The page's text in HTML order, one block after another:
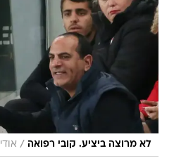
לא מרוצה ביציע. קובי רפואה /